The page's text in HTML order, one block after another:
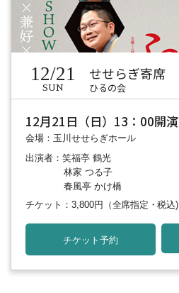
12/21
SUN
せせらぎ寄席
ひるの会
12月21日（日）13：00開演
会場：玉川せせらぎホール
出演者：笑福亭 鶴光
林家 つる子
春風亭 かけ橋
チケット：3,800円
（全席指定・税込)
チケット予約